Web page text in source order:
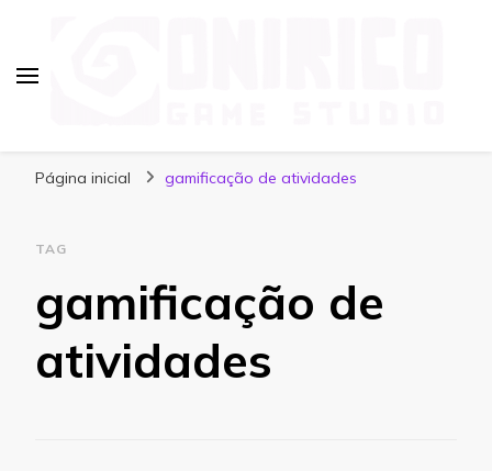
Página inicial gamificação de atividades
TAG
gamificação de
atividades